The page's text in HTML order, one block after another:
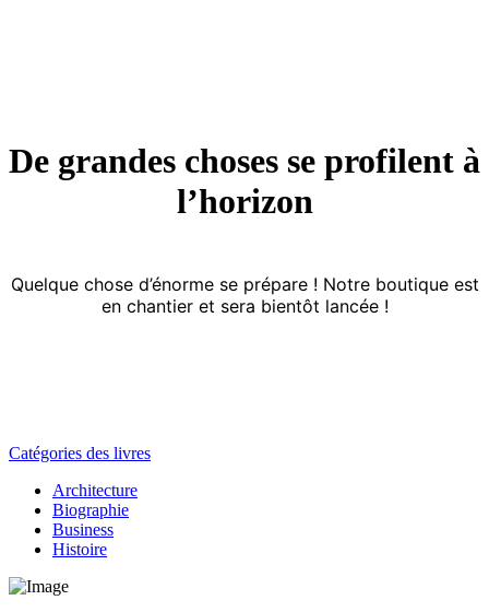
De grandes choses se profilent à
l’horizon
Quelque chose d’énorme se prépare ! Notre boutique est
en chantier et sera bientôt lancée !
Catégories des livres
Architecture
Biographie
Business
Histoire